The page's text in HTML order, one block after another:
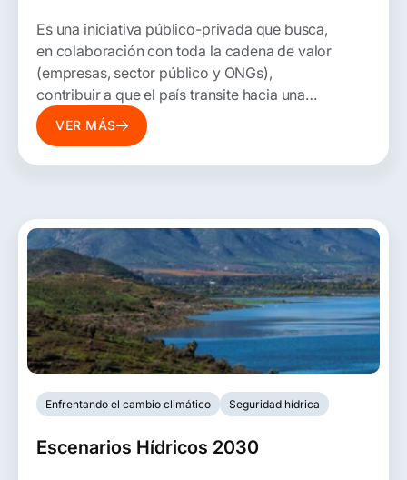
Es una iniciativa público-privada que busca,
en colaboración con toda la cadena de valor
(empresas, sector público y ONGs),
contribuir a que el país transite hacia una
economía circular de los plásticos,
repensando la forma en que se produce, usa
VER MÁS
Enfrentando el cambio climático Seguridad hídrica
Escenarios Hídricos 2030